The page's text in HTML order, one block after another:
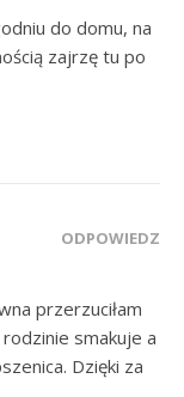
do domu, na
zajrzę tu po
ODPOWIEDZ
przerzuciłam
smakuje a
Dzięki za